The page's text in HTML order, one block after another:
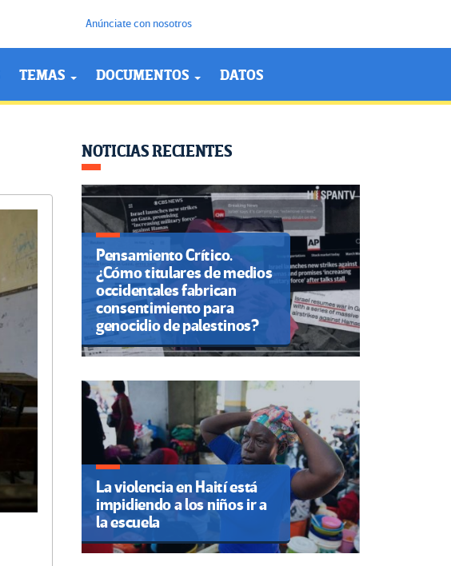
Anúnciate con nosotros
TEMAS DOCUMENTOS DATOS
NOTICIAS RECIENTES
Pensamiento Crítico.
¿Cómo titulares de medios
occidentales fabrican
consentimiento para
genocidio de palestinos?
La violencia en Haití está
impidiendo a los niños ir a
la escuela